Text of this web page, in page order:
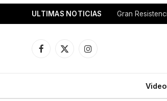
ULTIMAS NOTICIAS
Facebook
X
Instagram